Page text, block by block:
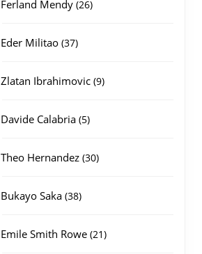
Ferland Mendy 26
Eder Militao 3737
Zlatan Ibrahimovic 99
Davide Calabria 55
Theo Hernandez 3030
Bukayo Saka 3838
Emile Smith Rowe 2121